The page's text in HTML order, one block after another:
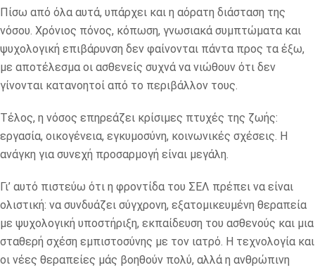
Πίσω από όλα αυτά, υπάρχει και η αόρατη διάσταση της
νόσου. Χρόνιος πόνος, κόπωση, γνωσιακά συμπτώματα και
ψυχολογική επιβάρυνση δεν φαίνονται πάντα προς τα έξω,
με αποτέλεσμα οι ασθενείς συχνά να νιώθουν ότι δεν
γίνονται κατανοητοί από το περιβάλλον τους.
Τέλος, η νόσος επηρεάζει κρίσιμες πτυχές της ζωής:
εργασία, οικογένεια, εγκυμοσύνη, κοινωνικές σχέσεις. Η
ανάγκη για συνεχή προσαρμογή είναι μεγάλη.
Γι’ αυτό πιστεύω ότι η φροντίδα του ΣΕΛ πρέπει να είναι
ολιστική: να συνδυάζει σύγχρονη, εξατομικευμένη θεραπεία
με ψυχολογική υποστήριξη, εκπαίδευση του ασθενούς και μια
σταθερή σχέση εμπιστοσύνης με τον ιατρό. Η τεχνολογία και
οι νέες θεραπείες μάς βοηθούν πολύ, αλλά η ανθρώπινη